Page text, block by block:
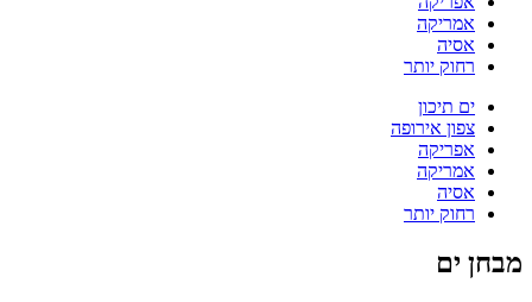
אמריקה
אסיה
רחוק יותר
ים תיכון
צפון אירופה
אפריקה
אמריקה
אסיה
רחוק יותר
מבחן ים